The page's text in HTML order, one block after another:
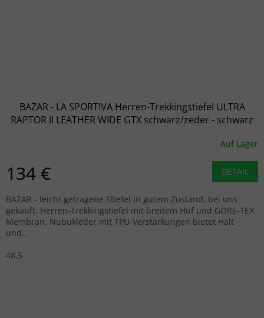
BAZAR - LA SPORTIVA Herren-Trekkingstiefel ULTRA
RAPTOR II LEATHER WIDE GTX schwarz/zeder - schwarz
Auf Lager
134 € DETAIL
BAZAR - leicht getragene Stiefel in gutem Zustand, bei uns
gekauft. Herren-Trekkingstiefel mit breitem Huf und GORE-TEX
Membran. Nubukleder mit TPU-Verstärkungen bietet Halt
und...
48,5